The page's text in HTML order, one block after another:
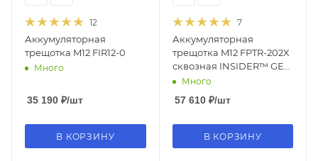
12
Аккумуляторная
трещотка M12 FIR12-0
Много
35 190 ₽/шт
В КОРЗИНУ
7
Аккумуляторная
трещотка M12 FPTR-202X
сквозная INSIDER™ GEN
II Много
57 610₽/шт
В КОРЗИНУ